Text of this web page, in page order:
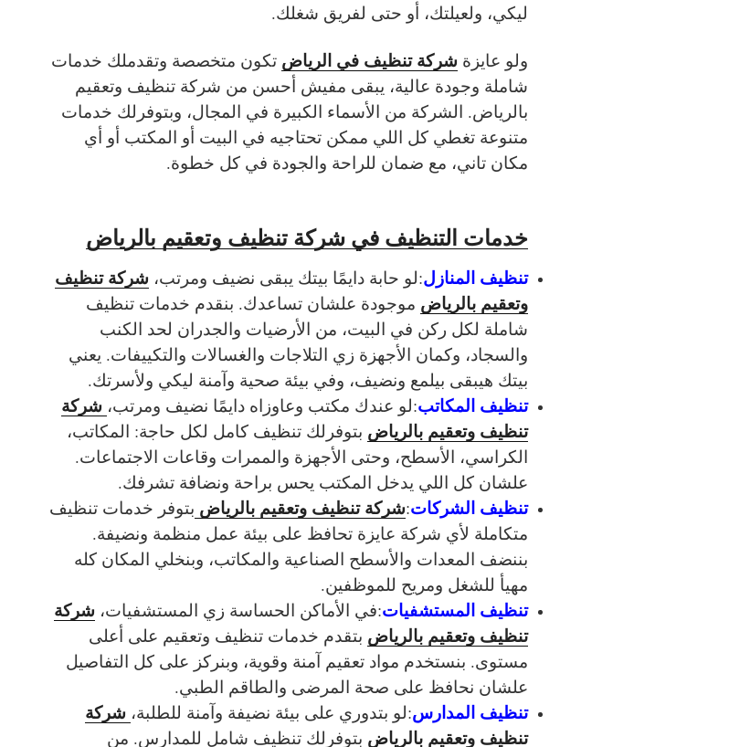
ليكي، ولعيلتك، أو حتى لفريق شغلك.
ولو عايزة شركة تنظيف في الرياض تكون متخصصة وتقدملك خدمات
شاملة وجودة عالية، يبقى مفيش أحسن من شركة تنظيف وتعقيم
بالرياض. الشركة من الأسماء الكبيرة في المجال، وبتوفرلك خدمات
متنوعة تغطي كل اللي ممكن تحتاجيه في البيت أو المكتب أو أي
مكان تاني، مع ضمان للراحة والجودة في كل خطوة.
خدمات التنظيف في شركة تنظيف وتعقيم بالرياض
تنظيف المنازل:لو حابة دايمًا بيتك يبقى نضيف ومرتب، شركة تنظيف
وتعقيم بالرياض موجودة علشان تساعدك. بنقدم خدمات تنظيف
شاملة لكل ركن في البيت، من الأرضيات والجدران لحد الكنب
والسجاد، وكمان الأجهزة زي التلاجات والغسالات والتكييفات. يعني
بيتك هيبقى بيلمع ونضيف، وفي بيئة صحية وآمنة ليكي ولأسرتك.
تنظيف المكاتب:لو عندك مكتب وعاوزاه دايمًا نضيف ومرتب، شركة
تنظيف وتعقيم بالرياض بتوفرلك تنظيف كامل لكل حاجة: المكاتب،
الكراسي، الأسطح، وحتى الأجهزة والممرات وقاعات الاجتماعات.
علشان كل اللي يدخل المكتب يحس براحة ونضافة تشرفك.
تنظيف الشركات:شركة تنظيف وتعقيم بالرياض بتوفر خدمات تنظيف
متكاملة لأي شركة عايزة تحافظ على بيئة عمل منظمة ونضيفة.
بننضف المعدات والأسطح الصناعية والمكاتب، وبنخلي المكان كله
مهيأ للشغل ومريح للموظفين.
تنظيف المستشفيات:في الأماكن الحساسة زي المستشفيات، شركة
تنظيف وتعقيم بالرياض بتقدم خدمات تنظيف وتعقيم على أعلى
مستوى. بنستخدم مواد تعقيم آمنة وقوية، وبنركز على كل التفاصيل
علشان نحافظ على صحة المرضى والطاقم الطبي.
تنظيف المدارس:لو بتدوري على بيئة نضيفة وآمنة للطلبة، شركة
تنظيف وتعقيم بالرياض بتوفرلك تنظيف شامل للمدارس. من